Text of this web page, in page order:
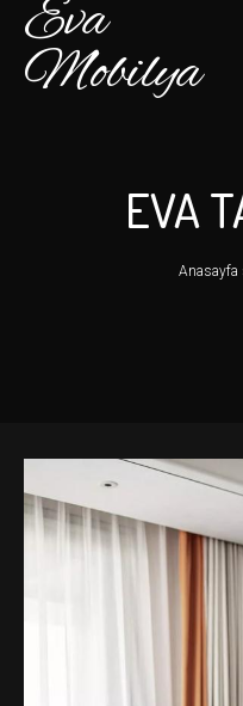
Eva
Mobilya
EVA
Anasayfa